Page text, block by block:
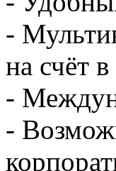
-
на счёт
-
-